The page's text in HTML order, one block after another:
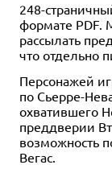
Хит 12+
Dungeons &
подземелий
25 отзывов
4 990 ₽
248-
формате PDF.
рассылать
что отдельно
Персонажей
по Сьерре-
охватившего
преддверии
возможность
Вегас.